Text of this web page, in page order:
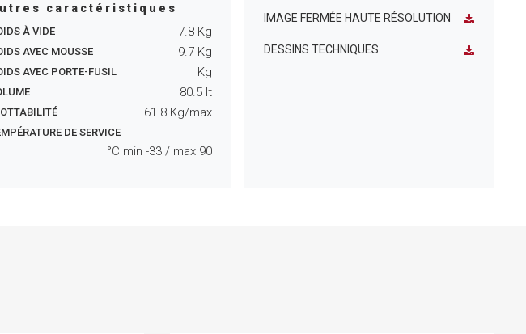
caractéristiques
À VIDE 7.8Kg
AVEC MOUSSE 9.7Kg
AVEC PORTE-FUSIL Kg
80.5lt
61.8Kg/max
DE SERVICE
°C min -33/ max 90
IMAGE FERMÉE HAUTE RÉSOLUTION
DESSINS TECHNIQUES